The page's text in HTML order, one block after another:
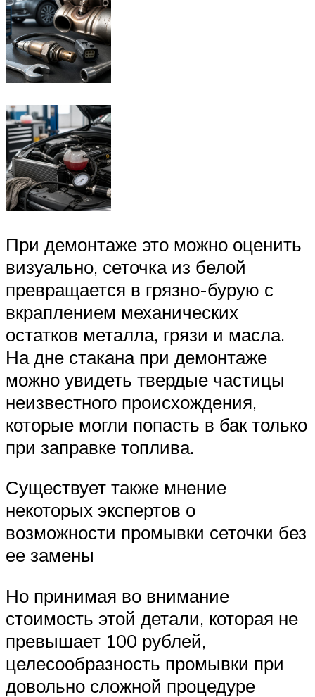
При демонтаже это можно оценить
визуально, сеточка из белой
превращается в грязно-бурую с
вкраплением механических
остатков металла, грязи и масла.
На дне стакана при демонтаже
можно увидеть твердые частицы
неизвестного происхождения,
которые могли попасть в бак только
при заправке топлива.
Существует также мнение
некоторых экспертов о
возможности промывки сеточки без
ее замены
Но принимая во внимание
стоимость этой детали, которая не
превышает 100 рублей,
целесообразность промывки при
довольно сложной процедуре